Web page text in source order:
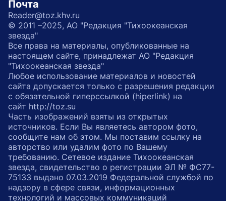
Почта
Reader@toz.khv.ru
© 2011 –2025, АО "Редакция "Тихоокеанская
звезда"
Все права на материалы, опубликованные на
настоящем сайте, принадлежат АО "Редакция
"Тихоокеанская звезда"
Любое использование материалов и новостей
сайта допускается только с разрешения редакции
с обязательной гиперссылкой (hiperlink) на
сайт http://toz.su
Часть изображений взяты из открытых
источников. Если Вы являетесь автором фото,
сообщите нам об этом. Мы поставим ссылку на
авторство или удалим фото по Вашему
требованию. Сетевое издание Тихоокеанская
звезда, свидетельство о регистрации ЭЛ № ФС77-
75133 выдано 07.03.2019 Федеральной службой по
надзору в сфере связи, информационных
технологий и массовых коммуникаций